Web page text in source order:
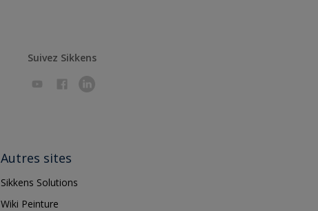
Suivez Sikkens
Autres sites
Sikkens Solutions
Wiki Peinture